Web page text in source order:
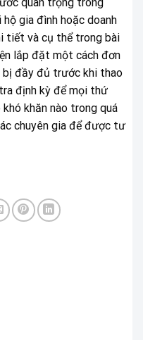
gia đình hoặc doanh
tiết và cụ thể trong bài
lắp đặt một cách đơn
bị đầy đủ trước khi thao
định kỳ để mọi thứ
khăn nào trong quá
chuyên gia để được tư